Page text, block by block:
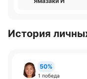
История
50%
1 победа